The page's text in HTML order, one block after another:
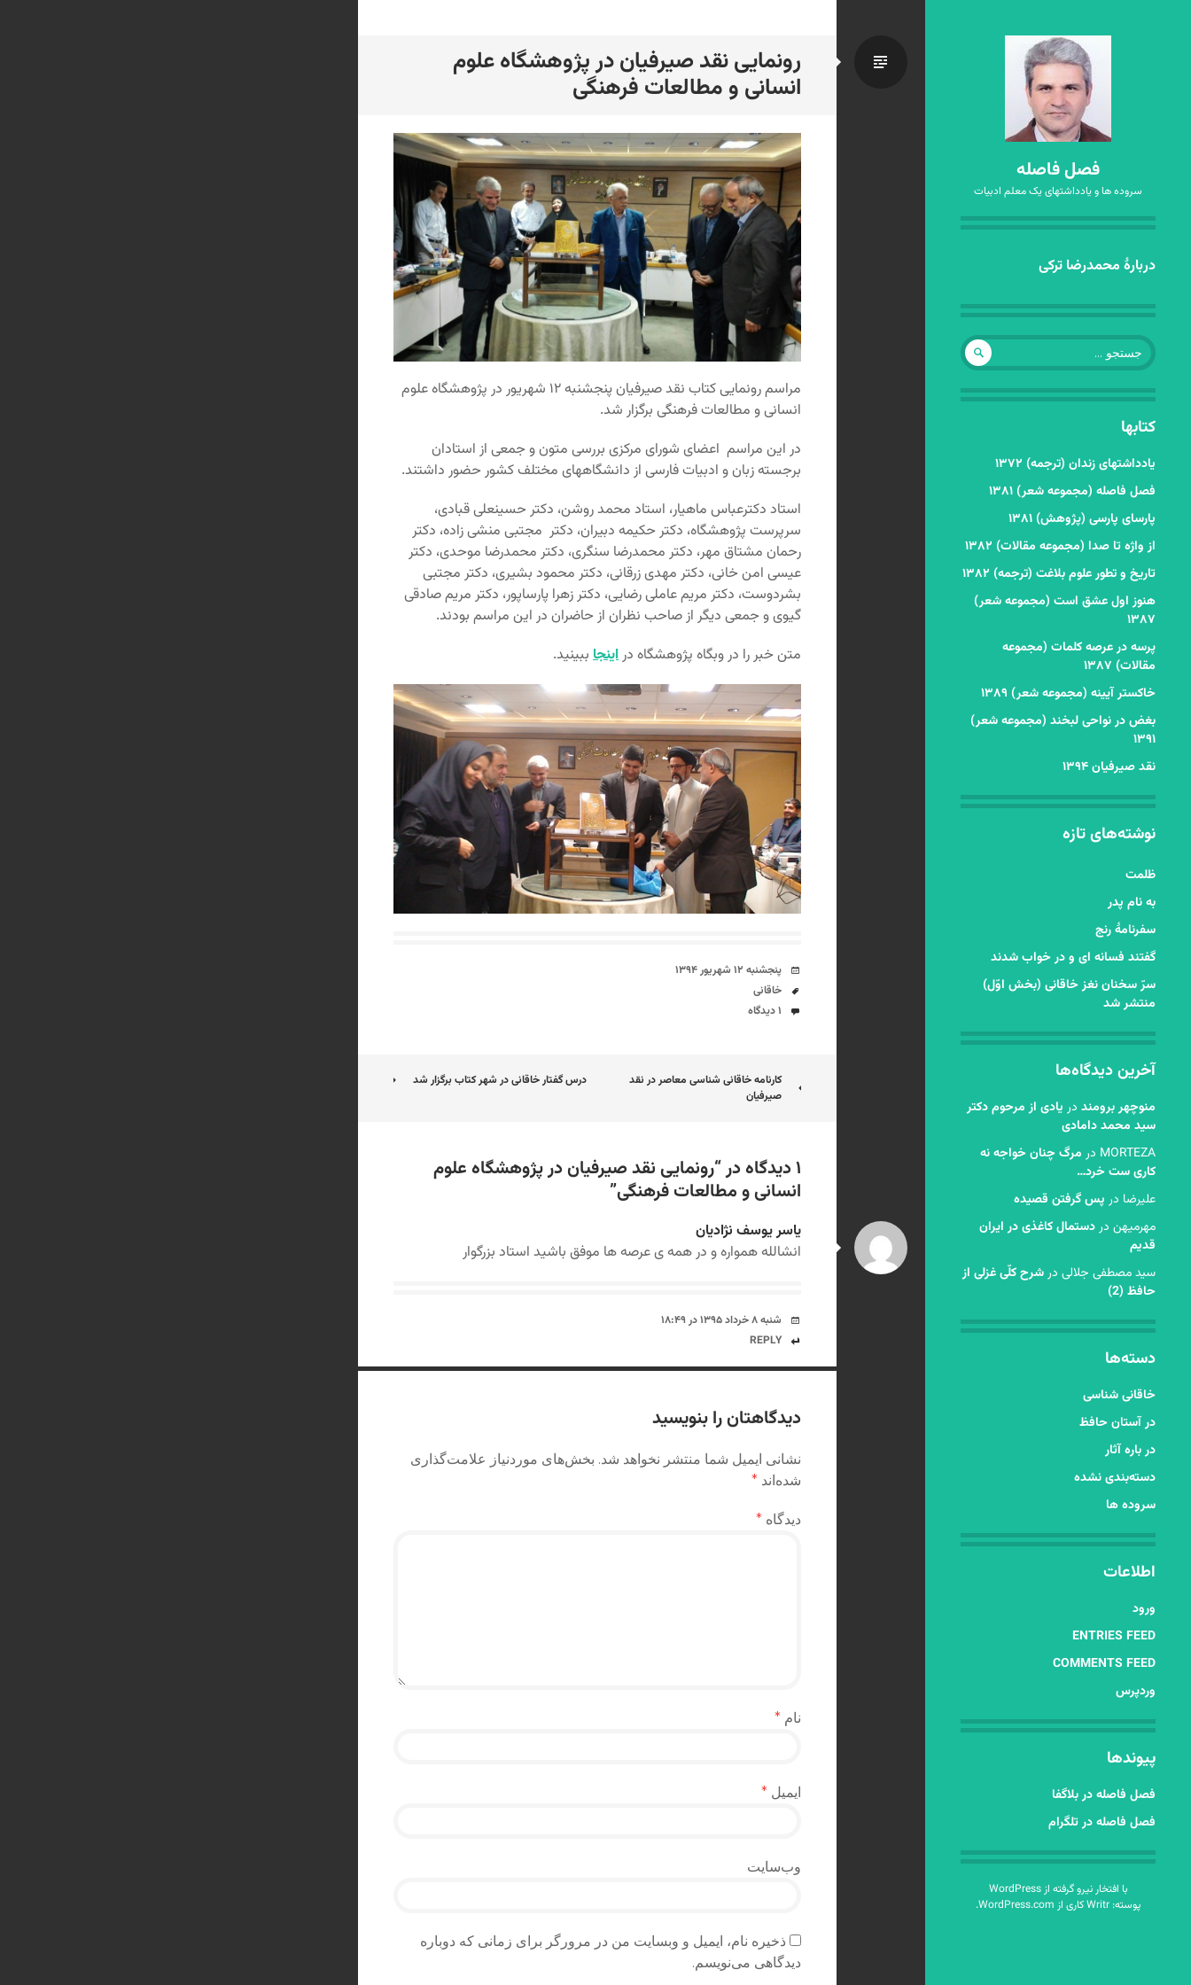
فصل فاصله
سروده ها و یادداشتهای یک معلم ادبیات
رفتن
نوشته‌ها
دربارهٔ محمدرضا ترکی
جستجو
برای:
کتابها
یادداشتهای زندان (ترجمه) ۱۳۷۲
فصل فاصله (مجموعه شعر) ۱۳۸۱
پارسای پارسی (پژوهش) ۱۳۸۱
از واژه تا صدا (مجموعه مقالات) ۱۳۸۲
تاریخ و تطور علوم بلاغت (ترجمه) ۱۳۸۲
هنوز اول عشق است (مجموعه شعر)
۱۳۸۷
پرسه در عرصه کلمات (مجموعه
مقالات) ۱۳۸۷
خاکستر آیینه (مجموعه شعر) ۱۳۸۹
بغض در نواحی لبخند (مجموعه شعر)
۱۳۹۱
نقد صیرفیان ۱۳۹۴
نوشته‌های تازه
ظلمت
به نام پدر
سفرنامۀ رنج
گفتند فسانه ای و در خواب شدند
سرّ سخنان نغز خاقانی (بخش اوّل)
منتشر شد
آخرین دیدگاه‌ها
منوچهر برومند در یادی از مرحوم دکتر
سید محمد دامادی
MORTEZA در مرگ چنان خواجه نه
کاری ست خرد…
عليرضا در پس گرفتن قصیده
مهرمیهن دردستمال کاغذی در ایران
قدیم
سید مصطفی جلالی درشرح کلّی غزلی از
حافظ (2)
دسته‌ها
خاقانی شناسی
در آستان حافظ
در باره آثار
دسته‌بندی نشده
سروده ها
اطلاعات
ورود
ENTRIES FEED
COMMENTS FEED
وردپرس
پیوندها
فصل فاصله در بلاگفا
فصل فاصله در تلگرام
با افتخار نیرو گرفته از WordPress
پوسته: Writr کاری از
WordPress.com
.
رونمایی نقد صیرفیان در پژوهشگاه علوم
انسانی و مطالعات فرهنگی
استاندارد
مراسم رونمایی کتاب نقد صیرفیان پنجشنبه ۱۲ شهریور در پژوهشگاه علوم
انسانی و مطالعات فرهنگی برگزار شد.
در این مراسم اعضای شورای مرکزی بررسی متون و جمعی از استادان
برجسته زبان و ادبیات فارسی از دانشگاههای مختلف کشور حضور داشتند.
استاد دکترعباس ماهیار، استاد محمد روشن، دکتر حسینعلی قبادی،
سرپرست پژوهشگاه، دکتر حکیمه دبیران، دکتر مجتبی منشی زاده، دکتر
رحمان مشتاق مهر، دکتر محمدرضا سنگری، دکتر محمدرضا موحدی، دکتر
عیسی امن خانی، دکتر مهدی زرقانی، دکتر محمود بشیری، دکتر مجتبی
بشردوست، دکتر مریم عاملی رضایی، دکتر زهرا پارساپور، دکتر مریم صادقی
گیوی و جمعی دیگر از صاحب نظران از حاضران در این مراسم بودند.
متن خبر را در وبگاه پژوهشگاه دراینجا ببینید.
تاریخ
پنجشنبه ۱۲ شهریور ۱۳۹۴
برچسب‌ها
خاقانی
دیدگاه‌ها۱ دیدگاه
ناوبری
کارنامه خاقانی شناسی معاصر در نقد
صیرفیان
درس گفتار خاقانی در شهر کتاب برگزار شد
۱ دیدگاه در “
رونمایی نقد صیرفیان در پژوهشگاه علوم
انسانی و مطالعات فرهنگی”
یاسر یوسف نژادیان
انشالله همواره و در همه ی عرصه ها موفق باشید استاد بزرگوار
شنبه ۸ خرداد ۱۳۹۵ در ۱۸:۴۹
REPLY
دیدگاهتان را بنویسید
نشانی ایمیل شما منتشر نخواهد شد. بخش‌های موردنیاز علامت‌گذاری
شده‌اند *
دیدگاه *
نام *
ایمیل *
وب‌سایت
ذخیره نام، ایمیل و وبسایت من در مرورگر برای زمانی که دوباره
دیدگاهی می‌نویسم.